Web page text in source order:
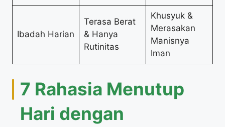
Ibadah Harian
Terasa Berat
& Hanya
Rutinitas
Khusyuk &
Merasakan
Manisnya
Iman
7 Rahasia Menutup
Hari dengan